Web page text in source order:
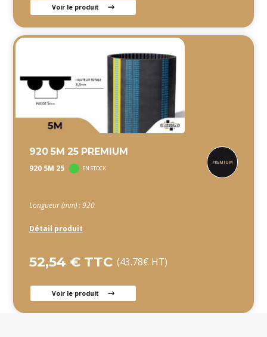
Voir le produit
920 5M 25 PREMIUM
920 5M 25 EN STOCK
Longueur (mm) : 920
Détail produit
52,54 € TTC (43.78€ HT)
Voir le produit